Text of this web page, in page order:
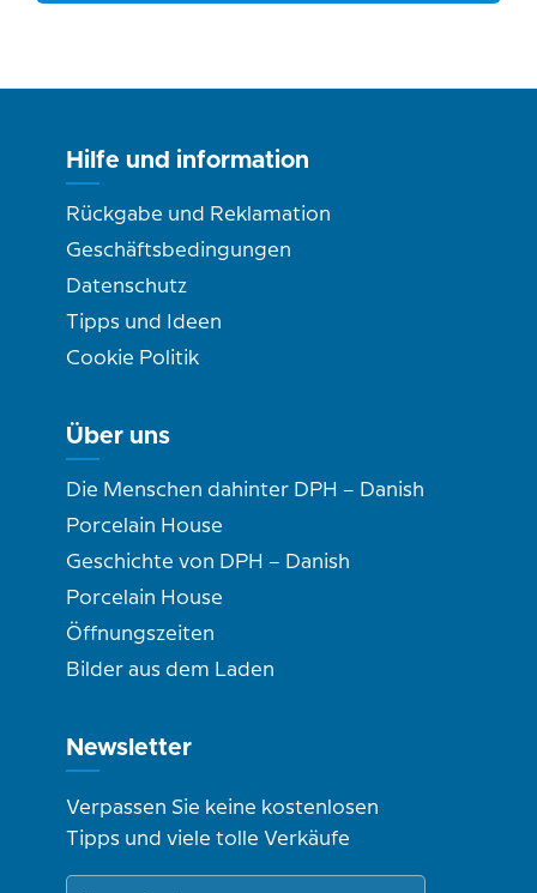
Hilfe und information
Rückgabe und Reklamation
Geschäftsbedingungen
Datenschutz
Tipps und Ideen
Cookie Politik
Über uns
Die Menschen dahinter DPH – Danish
Porcelain House
Geschichte von DPH – Danish
Porcelain House
Öffnungszeiten
Bilder aus dem Laden
Newsletter
Verpassen Sie keine kostenlosen
Tipps und viele tolle Verkäufe